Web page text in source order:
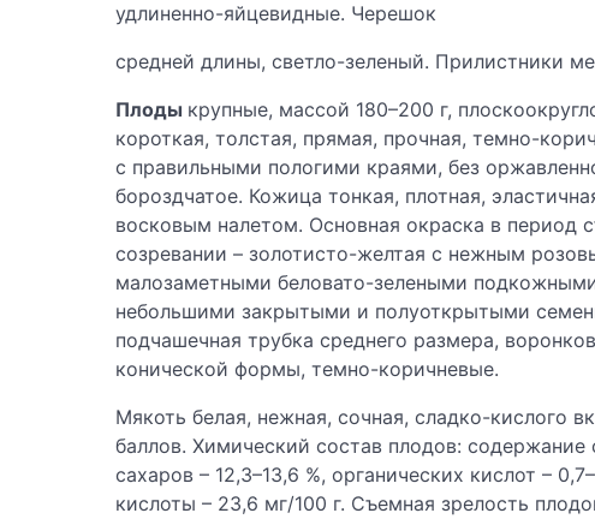
удлиненно-яйцевидные. Черешок
средней длины, светло-зеленый. Прилистники
Плоды крупные, массой 180–200 г,
короткая, толстая, прямая, прочная, темно-
с правильными пологими краями, без
бороздчатое. Кожица тонкая, плотная,
восковым налетом. Основная окраска в период
созревании – золотисто-желтая с нежным
малозаметными беловато-зелеными
небольшими закрытыми и полуоткрытыми
подчашечная трубка среднего размера,
конической формы, темно-коричневые.
Мякоть белая, нежная, сочная, сладко-кислого
баллов. Химический состав плодов: содержание
сахаров – 12,3–13,6 %, органических кислот –
кислоты – 23,6 мг/100 г. Съемная зрелость